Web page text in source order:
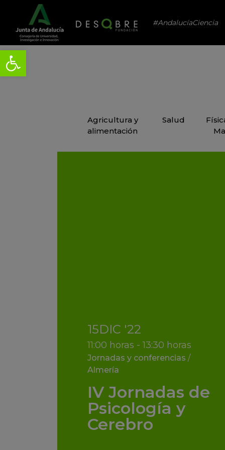
#AndalucíaCiencia
Agricultura y
alimentación
Salud
15DIC '22
11:00 horas - 13:30 horas
Jornadas y conferencias /
Almería
IV Jornadas de
Psicología y
Cerebro